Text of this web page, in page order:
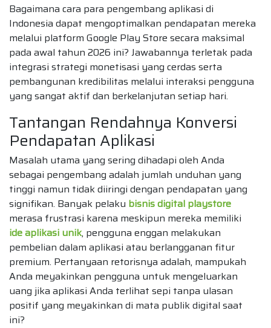
Bagaimana cara para pengembang aplikasi di
Indonesia dapat mengoptimalkan pendapatan mereka
melalui platform Google Play Store secara maksimal
pada awal tahun 2026 ini? Jawabannya terletak pada
integrasi strategi monetisasi yang cerdas serta
pembangunan kredibilitas melalui interaksi pengguna
yang sangat aktif dan berkelanjutan setiap hari.
Tantangan Rendahnya Konversi
Pendapatan Aplikasi
Masalah utama yang sering dihadapi oleh Anda
sebagai pengembang adalah jumlah unduhan yang
tinggi namun tidak diiringi dengan pendapatan yang
signifikan. Banyak pelaku bisnis digital playstore
merasa frustrasi karena meskipun mereka memiliki
ide aplikasi unik, pengguna enggan melakukan
pembelian dalam aplikasi atau berlangganan fitur
premium. Pertanyaan retorisnya adalah, mampukah
Anda meyakinkan pengguna untuk mengeluarkan
uang jika aplikasi Anda terlihat sepi tanpa ulasan
positif yang meyakinkan di mata publik digital saat
ini?